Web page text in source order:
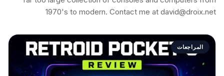
1970's to modern. Contact me at david@droix.net
المراجعات